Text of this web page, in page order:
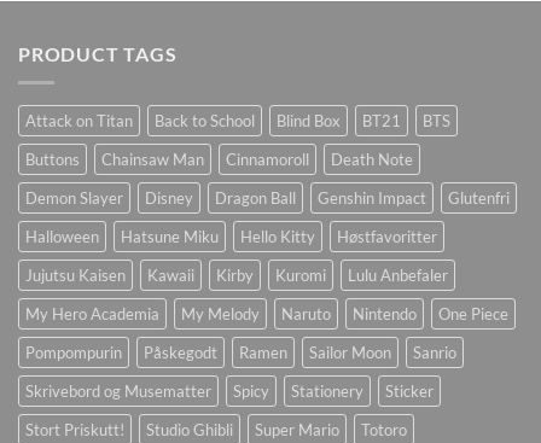
PRODUCT TAGS
Attack on Titan Back to School Blind Box BT21
BTS
Buttons
Chainsaw Man Cinnamoroll
Death Note
Demon Slayer
Disney Dragon Ball Genshin Impact
Glutenfri
Halloween
Hatsune Miku Hello Kitty
Høstfavoritter
Jujutsu Kaisen
Kawaii Kirby Kuromi
Lulu Anbefaler
My Hero Academia
My Melody Naruto Nintendo
One Piece
Pompompurin
Påskegodt Ramen Sailor Moon
Sanrio
Skrivebord og Musematter
Spicy Stationery
Sticker
Stort Priskutt!
Studio Ghibli Super Mario
Totoro